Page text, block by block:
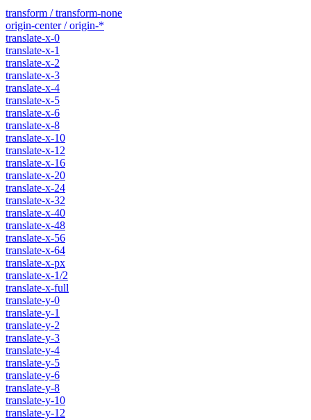
transform / transform-none
origin-center / origin-*
translate-x-0
translate-x-1
translate-x-2
translate-x-3
translate-x-4
translate-x-5
translate-x-6
translate-x-8
translate-x-10
translate-x-12
translate-x-16
translate-x-20
translate-x-24
translate-x-32
translate-x-40
translate-x-48
translate-x-56
translate-x-64
translate-x-px
translate-x-1/2
translate-x-full
translate-y-0
translate-y-1
translate-y-2
translate-y-3
translate-y-4
translate-y-5
translate-y-6
translate-y-8
translate-y-10
translate-y-12